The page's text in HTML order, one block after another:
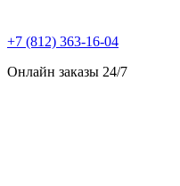
+7 (812) 363-16-04
Онлайн заказы 24/7